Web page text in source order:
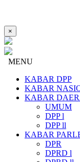
×
MENU
KABAR DPP
KABAR
KABAR
UMUM
DPP l
DPP ll
KABAR
DPR
DPRD l